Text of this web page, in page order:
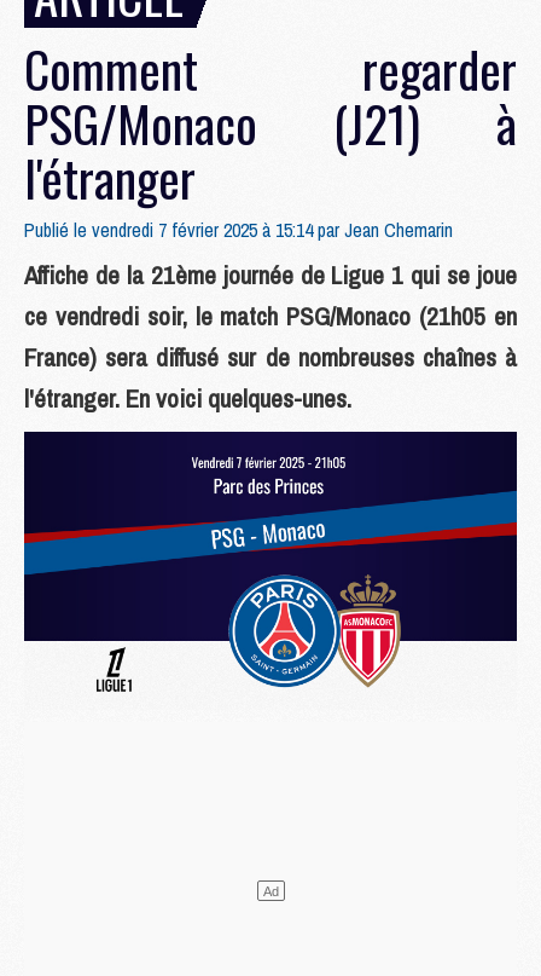
Comment regarder
PSG/Monaco (J21) à
l'étranger
Publié le vendredi 7 février 2025 à 15:14 parJean Chemarin
Affiche de la 21ème journée de Ligue 1 qui se joue
ce vendredi soir, le match PSG/Monaco (21h05 en
France) sera diffusé sur de nombreuses chaînes à
l'étranger. En voici quelques-unes.